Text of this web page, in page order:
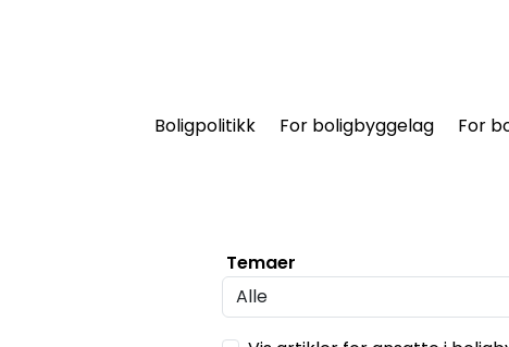
Boligpolitikk For boligbyggelag For
Temaer